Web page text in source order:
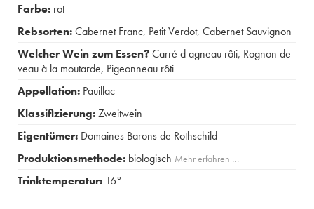
Farbe: rot
Rebsorten:Cabernet Franc, Petit Verdot, Cabernet Sauvignon
Welcher Wein zum Essen?Carré d agneau rôti, Rognon de
veau à la moutarde, Pigeonneau rôti
Appellation: Pauillac
Klassifizierung:Zweitwein
Eigentümer: Domaines Barons de Rothschild
Produktionsmethode: biologisch Mehr erfahren …
Trinktemperatur: 16°